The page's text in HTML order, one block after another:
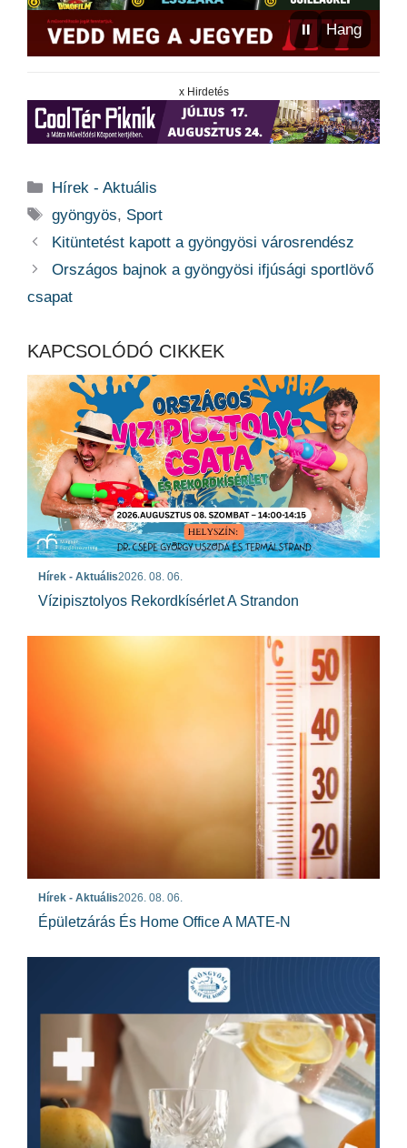
⏸ Hang
x Hirdetés
Kategória
Hírek - Aktuális
Címkék
gyöngyös, Sport
Kitüntetést kapott a gyöngyösi városrendész
Országos bajnok a gyöngyösi ifjúsági sportlövő
csapat
KAPCSOLÓDÓ CIKKEK
Hírek - Aktuális2026. 08. 06.
Vízipisztolyos Rekordkísérlet A Strandon
Hírek - Aktuális2026. 08. 06.
Épületzárás És Home Office A MATE-N